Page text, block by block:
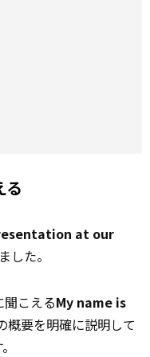
る
at our
した。
こえるMy name is
概要を明確に説明して